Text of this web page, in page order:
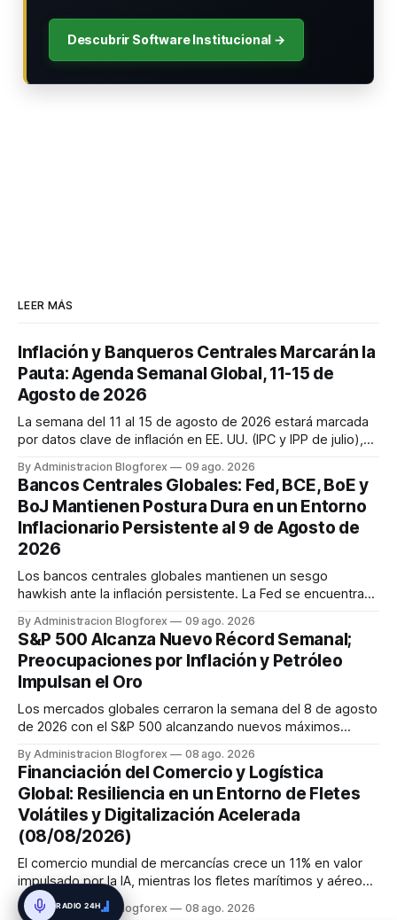
Descubrir Software Institucional →
LEER MÁS
Inflación y Banqueros Centrales Marcarán la
Pauta: Agenda Semanal Global, 11-15 de
Agosto de 2026
La semana del 11 al 15 de agosto de 2026 estará marcada
por datos clave de inflación en EE. UU. (IPC y IPP de julio),
decisión de tipos del RBA y la estimación del PIB del Reino
Unido. Los mercados cierran la semana con un sentimiento
mixto, ...
By Administracion Blogforex 09 ago. 2026
Bancos Centrales Globales: Fed, BCE, BoE y
BoJ Mantienen Postura Dura en un Entorno
Inflacionario Persistente al 9 de Agosto de
2026
Los bancos centrales globales mantienen un sesgo
hawkish ante la inflación persistente. La Fed se encuentra
también se inclina hacia una subida de tasas en septiembre.
El Banco de Inglaterra mantiene su tasa, pero con un comité
dividido ...
By Administracion Blogforex 09 ago. 2026
S&P 500 Alcanza Nuevo Récord Semanal;
Preocupaciones por Inflación y Petróleo
Impulsan el Oro
Los mercados globales cerraron la semana del 8 de agosto
de 2026 con el S&P 500 alcanzando nuevos máximos
renta fija vio una caída en los rendimientos del Tesoro de
EE. UU. tras un informe de empleo más débil. El petróleo se
mantuvo al ...
By Administracion Blogforex 08 ago. 2026
Financiación del Comercio y Logística
Global: Resiliencia en un Entorno de Fletes
Volátiles y Digitalización Acelerada
(08/08/2026)
El comercio mundial de mercancías crece un 11% en valor
impulsado por la IA, mientras los fletes marítimos y aéreos
mantienen su volatilidad y precios elevados por
disrupciones geopolíticas y congestión. La financiación del
By Administracion Blogforex 08 ago. 2026
RADIO 24H